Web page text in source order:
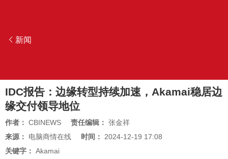
新闻
IDC报告：边缘转型持续加速，Akamai稳居边
缘交付领导地位
作者： CBINEWS 责任编辑： 张金祥
来源： 电脑商情在线 时间： 2024-12-19 17:08
关键字： Akamai